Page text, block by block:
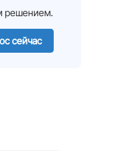
решением.
сейчас